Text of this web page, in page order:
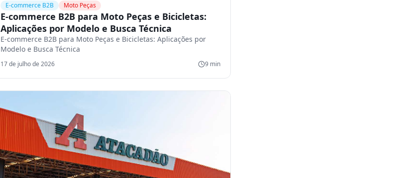
E-commerce B2B Moto Peças
E-commerce B2B para Moto Peças e Bicicletas:
Aplicações por Modelo e Busca Técnica
E-commerce B2B para Moto Peças e Bicicletas: Aplicações por
Modelo e Busca Técnica
17 de julho de 2026 9 min